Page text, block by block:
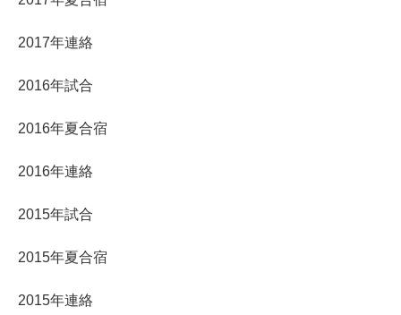
2017年連絡
2016年試合
2016年夏合宿
2016年連絡
2015年試合
2015年夏合宿
2015年連絡